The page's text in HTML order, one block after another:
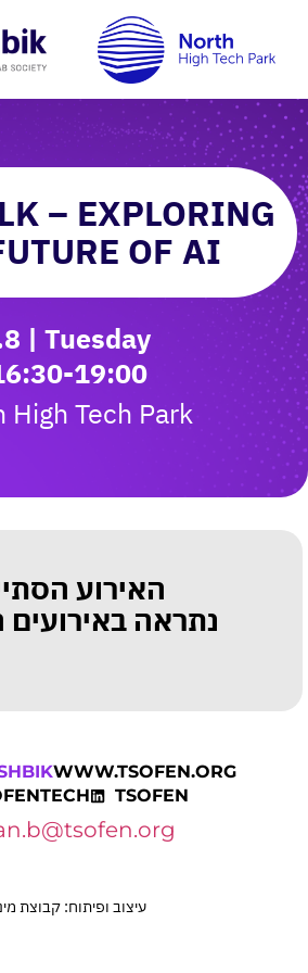
– EXPLORING
OF AI
| Tuesday
19:00
High Tech Park
האירוע
נתראה
WWW.TSOFEN.ORG
TSOFEN
עיצוב ופיתוח: קבוצת